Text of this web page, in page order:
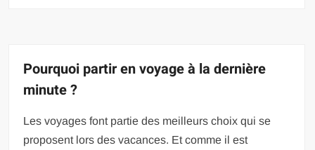
Pourquoi partir en voyage à la dernière
minute ?
Les voyages font partie des meilleurs choix qui se
proposent lors des vacances. Et comme il est